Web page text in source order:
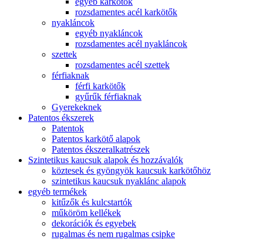
rozsdamentes acél karkötők
nyakláncok
egyéb nyakláncok
rozsdamentes acél nyakláncok
szettek
rozsdamentes acél szettek
férfiaknak
férfi karkötők
gyűrűk férfiaknak
Gyerekeknek
Patentos ékszerek
Patentok
Patentos karkötő alapok
Patentos ékszeralkatrészek
Szintetikus kaucsuk alapok és hozzávalók
köztesek és gyöngyök kaucsuk karkötőhöz
szintetikus kaucsuk nyaklánc alapok
egyéb termékek
kitűzők és kulcstartók
műköröm kellékek
dekorációk és egyebek
rugalmas és nem rugalmas csipke